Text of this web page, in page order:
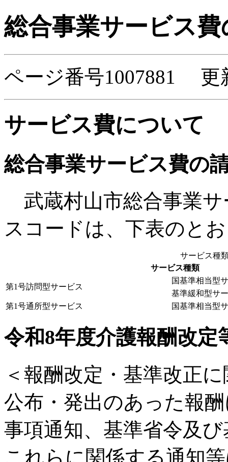
総合事業サービス
ページ番号1007881 更
サービス費について
総合事業サービス費の
武蔵村山市総合事業
スコードは、下表のと
サービス種
サービス種類
第1号訪問型サービス
国基準相当型
基準緩和型サ
第1号通所型サービス
国基準相当型
令和8年度介護報酬改定
＜報酬改定・基準改正
公布・発出のあった報
事項通知、基準省令及
これらに関係する通知